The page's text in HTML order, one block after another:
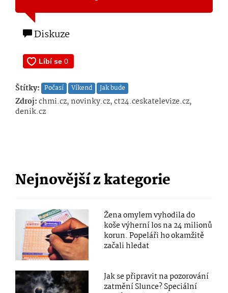
Diskuze
Štítky: Počasí Víkend Jak bude
Zdroj:chmi.cz, novinky.cz, ct24.ceskatelevize.cz,
denik.cz
Nejnovější z kategorie
Žena omylem vyhodila do
koše výherní los na 24 milionů
korun. Popeláři ho okamžitě
začali hledat
Jak se připravit na pozorování
zatmění Slunce? Speciální